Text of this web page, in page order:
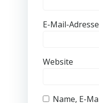
E-Mail-Adresse
Website
Name, E-